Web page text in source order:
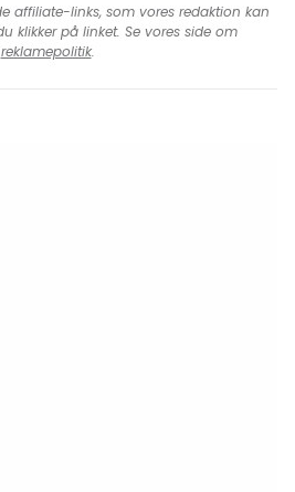
affiliate-links, som vores redaktion kan
klikker på linket. Se vores side om
reklamepolitik.